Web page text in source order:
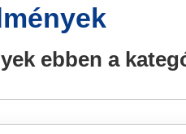
ebben a